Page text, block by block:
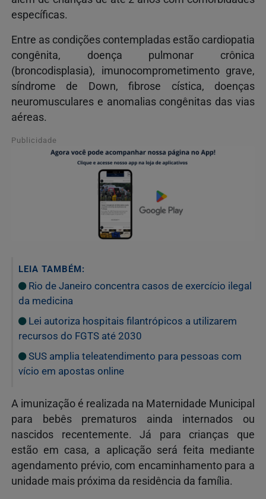
específicas.
Entre as condições contempladas estão cardiopatia
congênita, doença pulmonar crônica
(broncodisplasia), imunocomprometimento grave,
síndrome de Down, fibrose cística, doenças
neuromusculares e anomalias congênitas das vias
aéreas.
Publicidade
LEIA TAMBÉM:
Rio de Janeiro concentra casos de exercício ilegal
da medicina
Lei autoriza hospitais filantrópicos a utilizarem
recursos do FGTS até 2030
SUS amplia teleatendimento para pessoas com
vício em apostas online
A imunização é realizada na Maternidade Municipal
para bebês prematuros ainda internados ou
nascidos recentemente. Já para crianças que
estão em casa, a aplicação será feita mediante
agendamento prévio, com encaminhamento para a
unidade mais próxima da residência da família.